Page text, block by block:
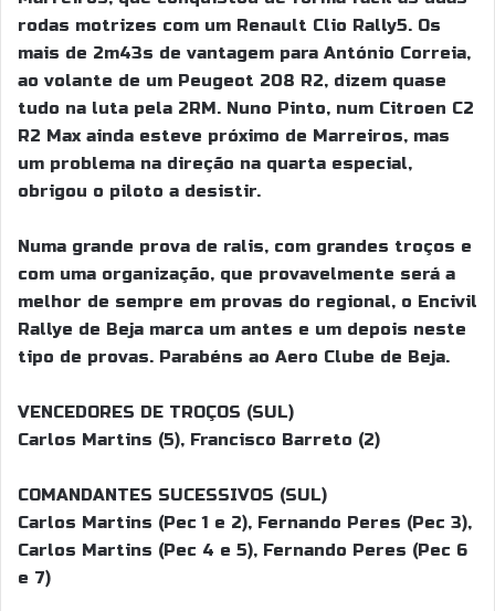
rodas motrizes com um Renault Clio Rally5. Os
mais de 2m43s de vantagem para António Correia,
ao volante de um Peugeot 208 R2, dizem quase
tudo na luta pela 2RM. Nuno Pinto, num Citroen C2
R2 Max ainda esteve próximo de Marreiros, mas
um problema na direção na quarta especial,
obrigou o piloto a desistir.
Numa grande prova de ralis, com grandes troços e
com uma organização, que provavelmente será a
melhor de sempre em provas do regional, o Encivil
Rallye de Beja marca um antes e um depois neste
tipo de provas. Parabéns ao Aero Clube de Beja.
VENCEDORES DE TROÇOS (SUL)
Carlos Martins (5), Francisco Barreto (2)
COMANDANTES SUCESSIVOS (SUL)
Carlos Martins (Pec 1 e 2), Fernando Peres (Pec 3),
Carlos Martins (Pec 4 e 5), Fernando Peres (Pec 6
e 7)